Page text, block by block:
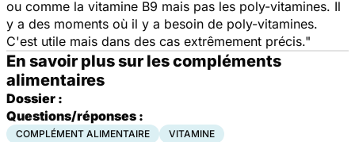
ou comme la vitamine B9 mais pas les poly-vitamines. Il
y a des moments où il y a besoin de poly-vitamines.
C'est utile mais dans des cas extrêmement précis."
En savoir plus sur les compléments
alimentaires
Dossier :
Questions/réponses :
COMPLÉMENT ALIMENTAIRE
VITAMINE